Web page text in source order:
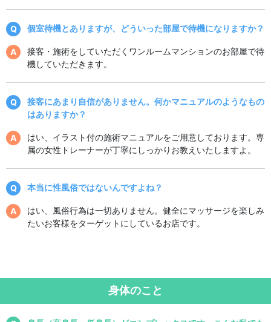
個室待機とありますが、どういった部屋で待機になりますか？
接客・施術をしていただくワンルームマンションのお部屋で待
機していただきます。
接客にあまり自信がありません。何かマニュアルのようなもの
はありますか？
はい、イラスト付の施術マニュアルをご用意しております。専
属の女性トレーナーが丁寧にしっかりお教えいたしますよ。
本当に性風俗ではないんですよね？
はい、風俗行為は一切ありません。健全にマッサージを楽しみ
たいお客様をターゲットにしているお店です。
身体のこと